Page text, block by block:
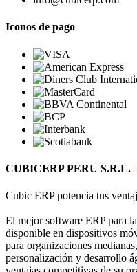
Iconos de pago
CUBICERP PERU S.R.L. -
Cubic ERP potencia tus
El mejor software ERP para
disponible en dispositivos
para organizaciones
personalización y desarrollo